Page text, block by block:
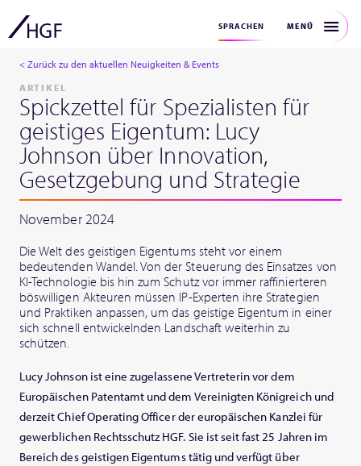
SPRACHEN MENÜ
< Zurück zu den aktuellen Neuigkeiten & Events
ARTIKEL
Spickzettel für Spezialisten für
geistiges Eigentum: Lucy
Johnson über Innovation,
Gesetzgebung und Strategie
November 2024
Die Welt des geistigen Eigentums steht vor einem
bedeutenden Wandel. Von der Steuerung des Einsatzes von
KI-Technologie bis hin zum Schutz vor immer raffinierteren
böswilligen Akteuren müssen IP-Experten ihre Strategien
und Praktiken anpassen, um das geistige Eigentum in einer
sich schnell entwickelnden Landschaft weiterhin zu
schützen.
Lucy Johnson ist eine zugelassene Vertreterin vor dem
Europäischen Patentamt und dem Vereinigten Königreich und
derzeit Chief Operating Officer der europäischen Kanzlei für
gewerblichen Rechtsschutz HGF. Sie ist seit fast 25 Jahren im
Bereich des geistigen Eigentums tätig und verfügt über